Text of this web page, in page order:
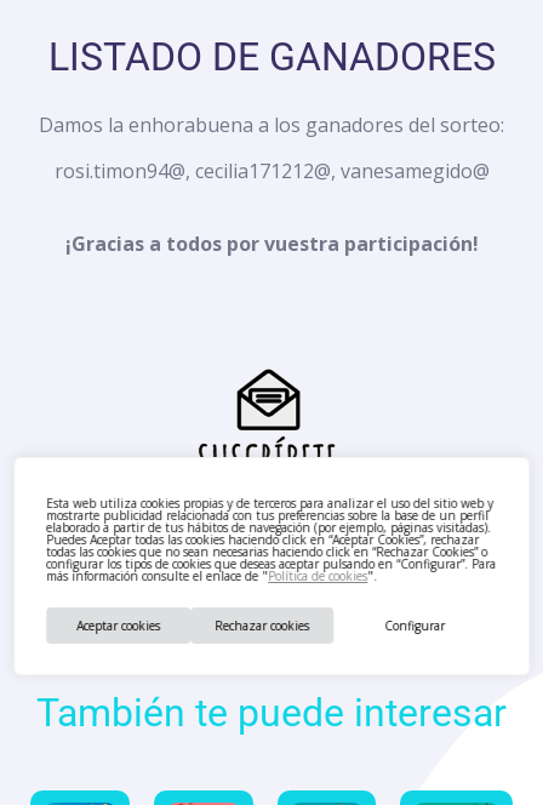
Esta web utiliza cookies propias y de terceros para analizar el uso del sitio web y
mostrarte publicidad relacionada con tus preferencias sobre la base de un perfil
elaborado a partir de tus hábitos de navegación (por ejemplo, páginas visitadas).
Puedes Aceptar todas las cookies haciendo click en “Aceptar Cookies”, rechazar
todas las cookies que no sean necesarias haciendo click en “Rechazar Cookies” o
configurar los tipos de cookies que deseas aceptar pulsando en “Configurar”. Para
más información consulte el enlace de "Política de cookies".
Configurar
Rechazar cookies
Aceptar cookies
LISTADO DE GANADORES
Damos la enhorabuena a los ganadores del sorteo:
rosi.timon94@, cecilia171212@, vanesamegido@
¡Gracias a todos por vuestra participación!
También te puede interesar